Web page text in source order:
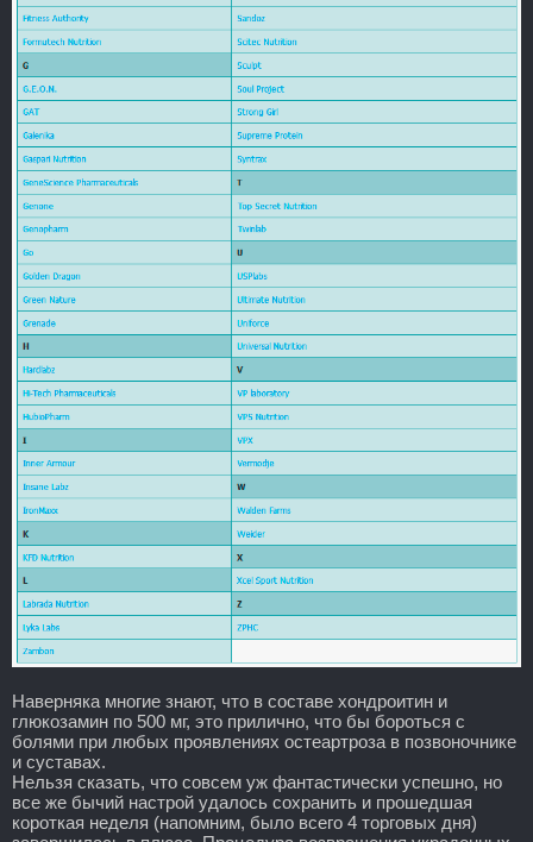
Наверняка многие знают, что в составе хондроитин и
глюкозамин по 500 мг, это прилично, что бы бороться с
болями при любых проявлениях остеартроза в позвоночнике
и суставах.
Нельзя сказать, что совсем уж фантастически успешно, но
все же бычий настрой удалось сохранить и прошедшая
короткая неделя (напомним, было всего 4 торговых дня)